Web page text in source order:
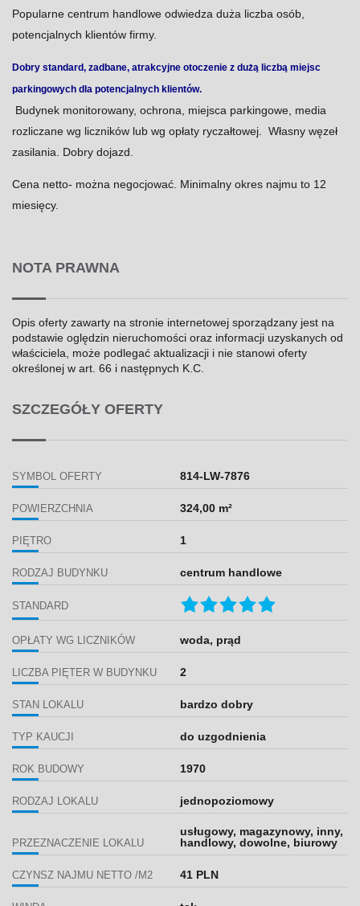
Popularne centrum handlowe odwiedza duża liczba osób,
potencjalnych klientów firmy.
Dobry standard, zadbane, atrakcyjne otoczenie z dużą liczbą miejsc
parkingowych dla potencjalnych klientów.
Budynek monitorowany, ochrona, miejsca parkingowe, media
rozliczane wg liczników lub wg opłaty ryczałtowej. Własny węzeł
zasilania. Dobry dojazd.
Cena netto- można negocjować. Minimalny okres najmu to 12
miesięcy.
NOTA PRAWNA
Opis oferty zawarty na stronie internetowej sporządzany jest na
podstawie oględzin nieruchomości oraz informacji uzyskanych od
właściciela, może podlegać aktualizacji i nie stanowi oferty
określonej w art. 66 i następnych K.C.
SZCZEGÓŁY OFERTY
SYMBOL OFERTY 814-LW-7876
POWIERZCHNIA 324,00 m²
PIĘTRO 1
RODZAJ BUDYNKU centrum handlowe
STANDARD
OPŁATY WG LICZNIKÓW woda, prąd
LICZBA PIĘTER W BUDYNKU 2
STAN LOKALU bardzo dobry
TYP KAUCJI do uzgodnienia
ROK BUDOWY 1970
RODZAJ LOKALU jednopoziomowy
PRZEZNACZENIE LOKALU
usługowy, magazynowy, inny,
handlowy, dowolne, biurowy
CZYNSZ NAJMU NETTO /M2 41 PLN